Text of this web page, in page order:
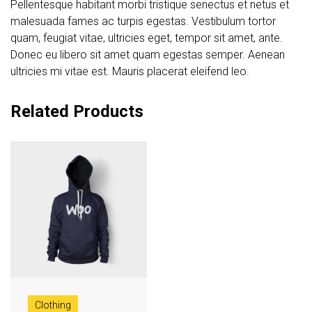
p
e
Pellentesque habitant morbi tristique senectus et netus et
malesuada fames ac turpis egestas. Vestibulum tortor
quam, feugiat vitae, ultricies eget, tempor sit amet, ante.
Donec eu libero sit amet quam egestas semper. Aenean
ultricies mi vitae est. Mauris placerat eleifend leo.
Related Products
Clothing